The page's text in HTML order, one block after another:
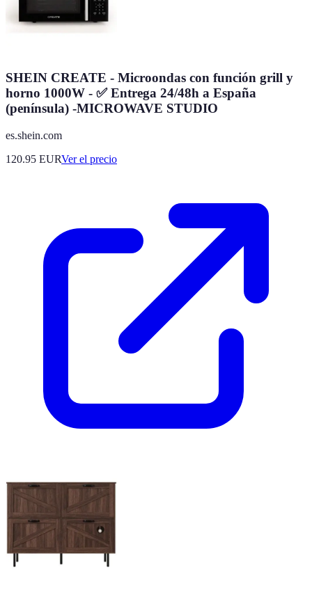
SHEIN CREATE - Microondas con función grill y
horno 1000W - ✅ Entrega 24/48h a España
(península) -MICROWAVE STUDIO
es.shein.com
120.95 EURVer el precio